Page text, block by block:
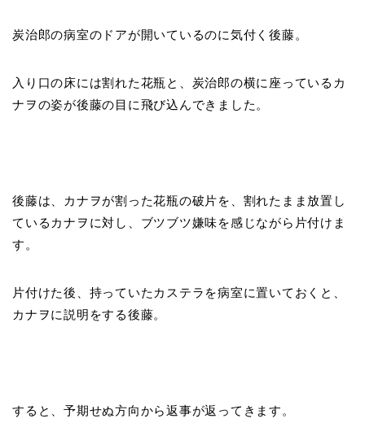
炭治郎の病室のドアが開いているのに気付く後藤。
入り口の床には割れた花瓶と、炭治郎の横に座っているカ
ナヲの姿が後藤の目に飛び込んできました。
後藤は、カナヲが割った花瓶の破片を、割れたまま放置し
ているカナヲに対し、ブツブツ嫌味を感じながら片付けま
す。
片付けた後、持っていたカステラを病室に置いておくと、
カナヲに説明をする後藤。
すると、予期せぬ方向から返事が返ってきます。